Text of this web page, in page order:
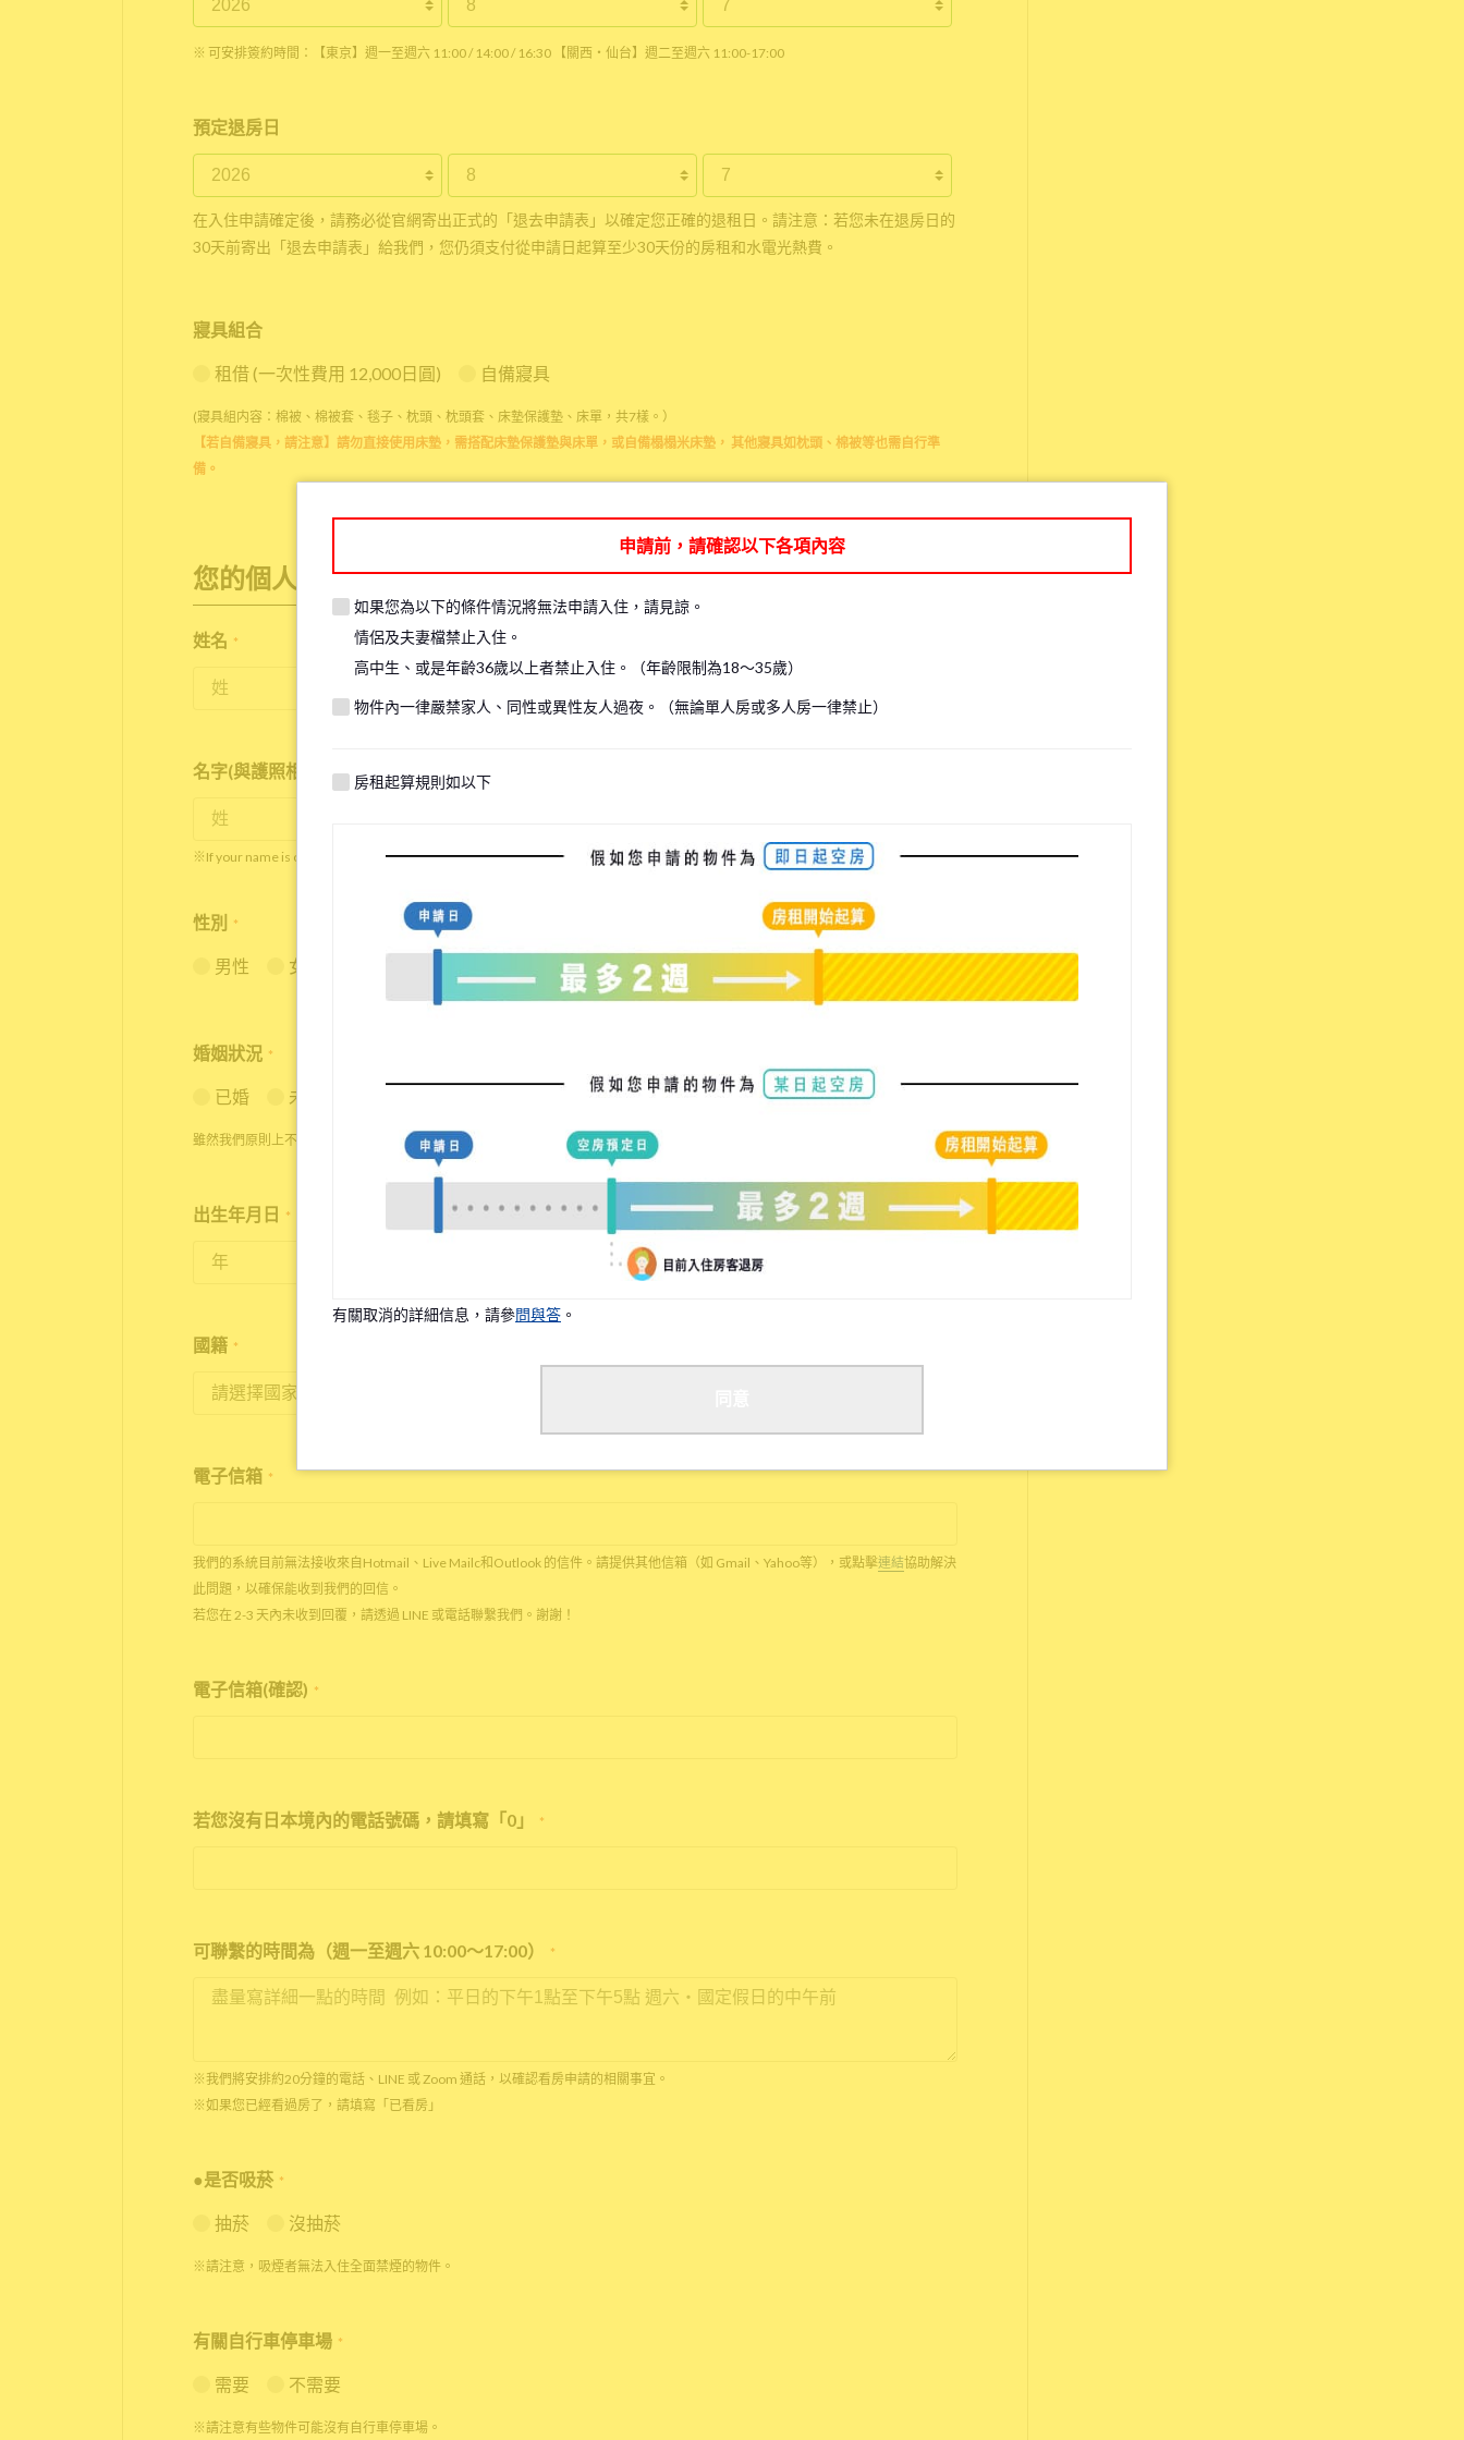
※ 可安排簽約時間：【東京】週一至週六 11:00 / 14:00 / 16:30 【關西・仙台】週二至週六 11:00-17:00
預定退房日
在入住申請確定後，請務必從官網寄出正式的「退去申請表」以確定您正確的退租日。請注意：若您未在退房日的
30天前寄出「退去申請表」給我們，您仍須支付從申請日起算至少30天份的房租和水電光熱費。
寢具組合
租借 (一次性費用 12,000日圓) 自備寢具
(寢具組内容：棉被、棉被套、毯子、枕頭、枕頭套、床墊保護墊、床單，共7樣。）
【若自備寢具，請注意】請勿直接使用床墊，需搭配床墊保護墊與床單，或自備榻榻米床墊， 其他寢具如枕頭、棉被等也需自行準
備。
您的個人資訊
姓名 *
名字(與護照相同) *
※If your name is originally spelled in roman letters, please write your name again.
性別 *
男性 女性
婚姻狀況 *
已婚 未婚
雖然我們原則上不接受已婚者的申請，但在特殊情況下，我們可能能夠安排您入住。
出生年月日 *
國籍 *
電子信箱 *
我們的系統目前無法接收來自Hotmail、Live Mailc和Outlook 的信件。請提供其他信箱（如 Gmail、Yahoo等），或點擊連結協助解決
此問題，以確保能收到我們的回信。
若您在 2-3 天內未收到回覆，請透過 LINE 或電話聯繫我們。謝謝！
電子信箱(確認) *
若您沒有日本境內的電話號碼，請填寫「0」 *
可聯繫的時間為（週一至週六 10:00～17:00） *
※我們將安排約20分鐘的電話、LINE 或 Zoom 通話，以確認看房申請的相關事宜。
※如果您已經看過房了，請填寫「已看房」
●是否吸菸 *
抽菸 沒抽菸
※請注意，吸煙者無法入住全面禁煙的物件。
有關自行車停車場 *
需要 不需要
※請注意有些物件可能沒有自行車停車場。
申請前，請確認以下各項內容
如果您為以下的條件情況將無法申請入住，請見諒。
情侶及夫妻檔禁止入住。
高中生、或是年齡36歲以上者禁止入住。（年齡限制為18～35歲）
物件內一律嚴禁家人、同性或異性友人過夜。（無論單人房或多人房一律禁止）
房租起算規則如以下
有關取消的詳細信息，請參問與答 。